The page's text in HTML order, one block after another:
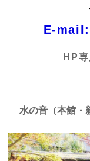
E-mail:
HP
水の音（本館・